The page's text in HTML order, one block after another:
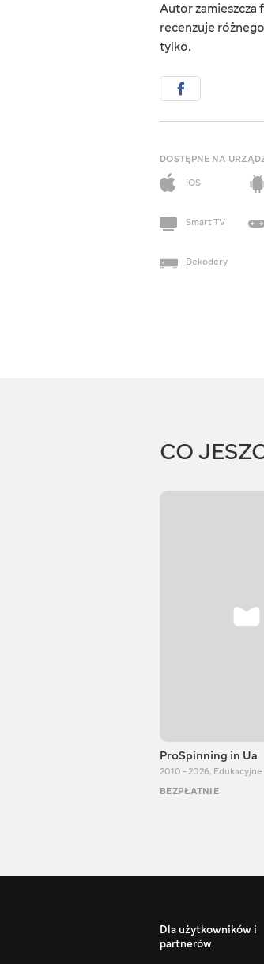
Autor zamieszcza
recenzuje
tylko.
DOSTĘPNE NA
iOS
Smart TV
Dekodery
CO
ProSpinning in Ua
2010 - 2026, Edukacyjne
BEZPŁATNIE
Dla użytkowników i
partnerów